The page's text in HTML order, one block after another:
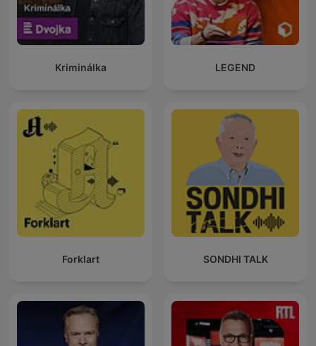
Kriminálka LEGEND
Forklart SONDHI TALK